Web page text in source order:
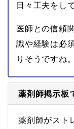
日々工夫をし
医師との信頼
識や経験は必
りそうですね。
薬剤師掲示板
薬剤師がスト